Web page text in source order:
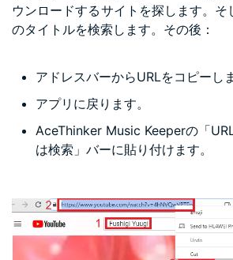
ウンロードするサイトを探します。そ
のタイトルを検索します。その後：
アドレスバーからURLをコピーし
アプリに戻ります。
AceThinker Music Keeperの「
は検索」バーに貼り付けます。